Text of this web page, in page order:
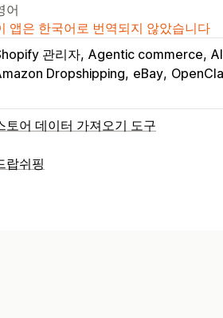
어
앱은 한국어로 번역되지 않았습니다
관리자 Agentic commerce
Dropshipping eBay
토어 데이터 가져오기 도구
이터 동기화
랍쉬핑